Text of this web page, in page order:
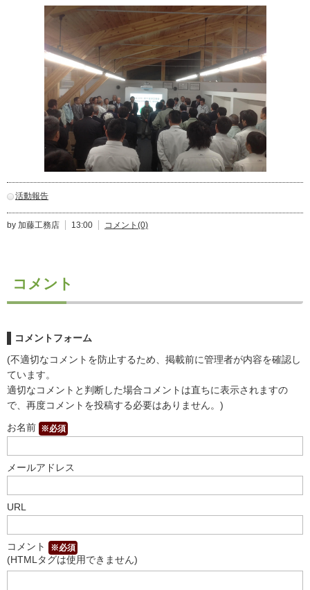
活動報告
by 加藤工務店 13:00 コメント(0)
コメント
コメントフォーム
(不適切なコメントを防止するため、掲載前に管理者が内容を確認し
ています。
適切なコメントと判断した場合コメントは直ちに表示されますの
で、再度コメントを投稿する必要はありません。)
お名前 ※必須
メールアドレス
URL
コメント ※必須
(HTMLタグは使用できません)